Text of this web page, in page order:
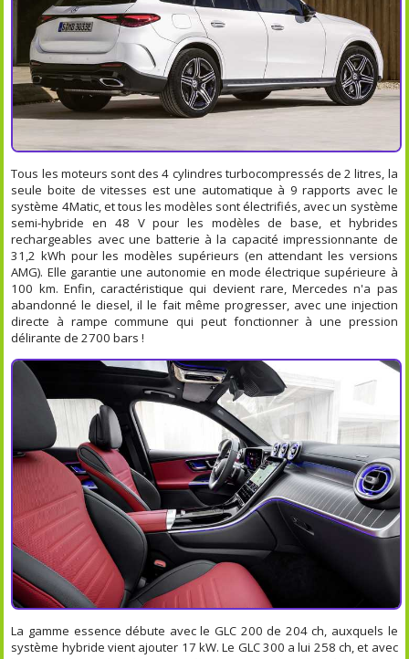
Tous les moteurs sont des 4 cylindres turbocompressés de 2 litres, la
seule boite de vitesses est une automatique à 9 rapports avec le
système 4Matic, et tous les modèles sont électrifiés, avec un système
semi-hybride en 48 V pour les modèles de base, et hybrides
rechargeables avec une batterie à la capacité impressionnante de
31,2 kWh pour les modèles supérieurs (en attendant les versions
AMG). Elle garantie une autonomie en mode électrique supérieure à
100 km. Enfin, caractéristique qui devient rare, Mercedes n'a pas
abandonné le diesel, il le fait même progresser, avec une injection
directe à rampe commune qui peut fonctionner à une pression
délirante de 2700 bars !
La gamme essence débute avec le GLC 200 de 204 ch, auxquels le
système hybride vient ajouter 17 kW. Le GLC 300 a lui 258 ch, et avec